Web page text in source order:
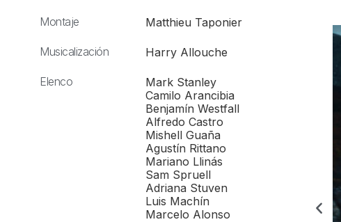
Montaje Matthieu Taponier
Musicalización Harry Allouche
Elenco
Mark Stanley
Camilo Arancibia
Benjamín Westfall
Alfredo Castro
Mishell Guaña
Agustín Rittano
Mariano Llinás
Sam Spruell
Adriana Stuven
Luis Machín
Marcelo Alonso